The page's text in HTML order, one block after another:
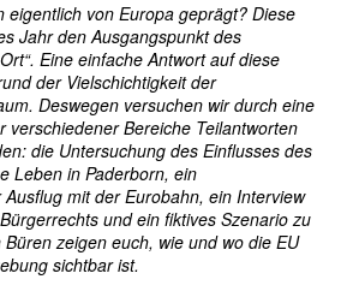
eigentlich von Europa geprägt? Diese
Jahr den Ausgangspunkt des
Eine einfache Antwort auf diese
der Vielschichtigkeit der
Deswegen versuchen wir durch eine
verschiedener Bereiche Teilantworten
die Untersuchung des Einflusses des
Leben in Paderborn, ein
mit der Eurobahn, ein Interview
und ein fiktives Szenario zu
zeigen euch, wie und wo die EU
sichtbar ist.